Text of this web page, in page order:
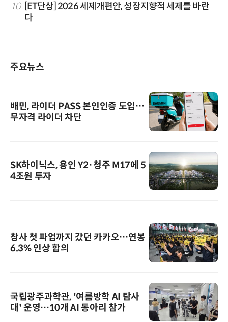
10
[ET단상] 2026 세제개편안, 성장지향적 세제를 바란
다
주요뉴스
배민, 라이더 PASS 본인인증 도입…
무자격 라이더 차단
SK하이닉스, 용인 Y2·청주 M17에 5
4조원 투자
창사 첫 파업까지 갔던 카카오…연봉
6.3% 인상 합의
국립광주과학관, '여름방학 AI 탐사
대' 운영…10개 AI 동아리 참가